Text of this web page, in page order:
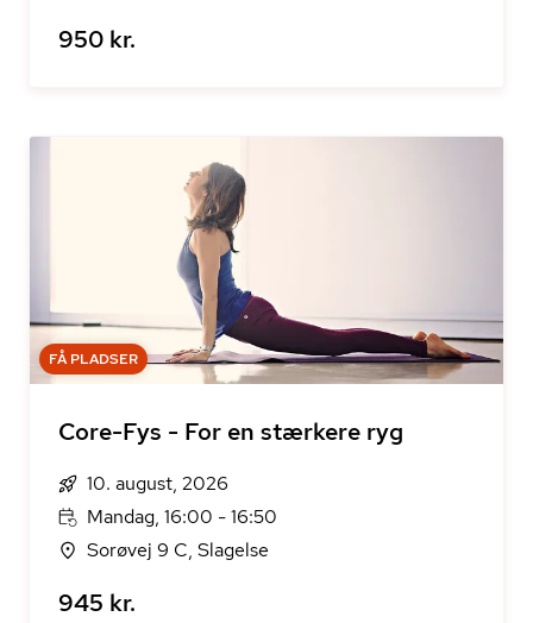
950 kr.
FÅ PLADSER
Core-Fys - For en stærkere ryg
10. august, 2026
Mandag, 16:00 - 16:50
Sorøvej 9 C, Slagelse
945 kr.